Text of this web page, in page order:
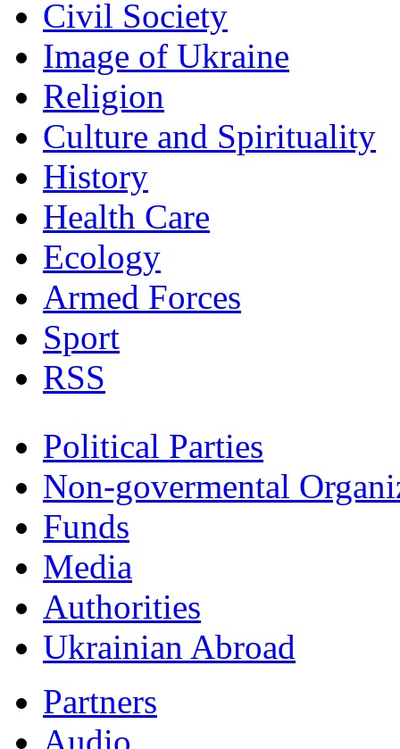
Civil Society
Image of Ukraine
Religion
Culture and Spirituality
History
Health Care
Ecology
Armed Forces
Sport
RSS
Political Parties
Non-govermental
Funds
Мedia
Authorities
Ukrainian Abroad
Partners